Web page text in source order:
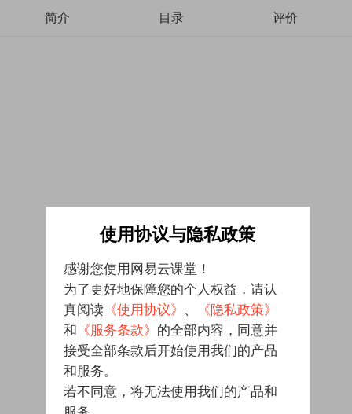
简介 目录 评价
使用协议与隐私政策
感谢您使用网易云课堂！
为了更好地保障您的个人权益，请认
真阅读 《使用协议》 、
《隐私政策》
和 《服务条款》 的全部内容，同意并
接受全部条款后开始使用我们的产品
和服务。
若不同意，将无法使用我们的产品和